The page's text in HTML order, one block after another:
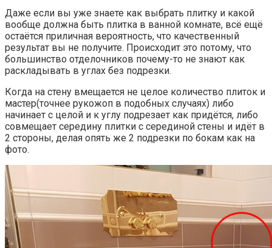
Даже если вы уже знаете как выбрать плитку и какой
вообще должна быть плитка в ванной комнате, всё ещё
остаётся приличная вероятность, что качественный
результат вы не получите. Происходит это потому, что
большинство отделочников почему-то не знают как
раскладывать в углах без подрезки.
Когда на стену вмещается не целое количество плиток и
мастер(точнее рукожоп в подобных случаях) либо
начинает с целой и к углу подрезает как придётся, либо
совмещает середину плитки с серединой стены и идёт в
2 стороны, делая опять же 2 подрезки по бокам как на
фото.